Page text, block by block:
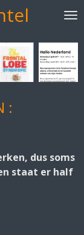
:
dus soms
staat er half